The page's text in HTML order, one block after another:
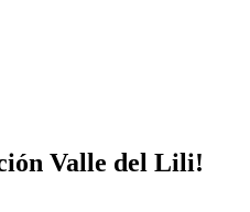
Valle del Lili!